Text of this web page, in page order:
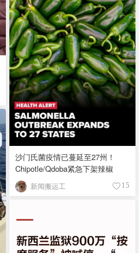
沙门氏菌疫情已蔓延至27州！
Chipotle/Qdoba紧急下架辣椒
新闻搬运工 15